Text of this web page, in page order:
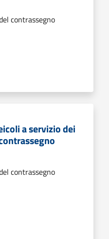
contrassegno
a servizio dei
contrassegno